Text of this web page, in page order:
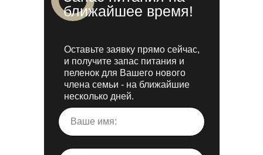
ближайшее время!
Оставьте заявку прямо сейчас,
и получите запас питания и
пеленок для Вашего нового
члена семьи - на ближайшие
несколько дней.